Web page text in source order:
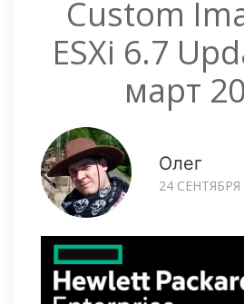
Custom
ESXi 6.7
март
Олег
24 СЕНТЯБРЯ